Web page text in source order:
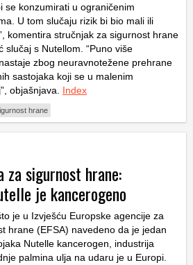
se konzumirati u ograničenim
U tom slučaju rizik bi bio mali ili
komentira stručnjak za sigurnost hrane
slučaj s Nutellom. “Puno više
zbog neuravnotežene prehrane
sastojaka koji se u malenim
objašnjava. Index
hrane
za sigurnost hrane:
je kancerogeno
je u Izvješću Europske agencije za
hrane (EFSA) navedeno da je jedan
Nutelle kancerogen, industrija
palmina ulja na udaru je u Europi.